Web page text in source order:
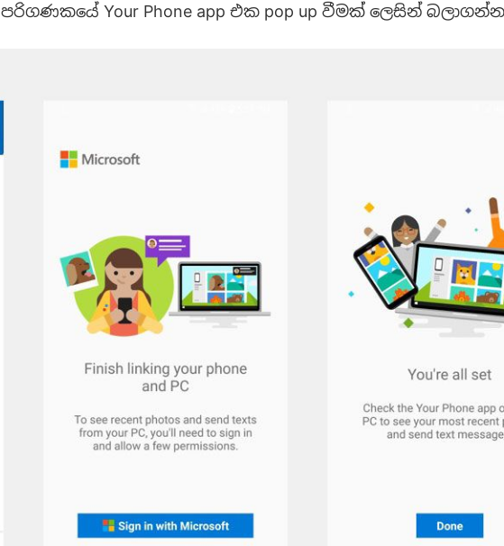
පරිගණකයේ Your Phone app එක pop up වීමක් ලෙසින්